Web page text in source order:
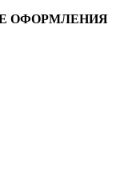
ОФОРМЛЕНИЯ